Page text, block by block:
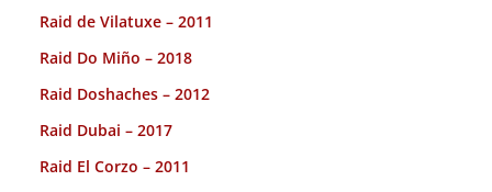
Raid de Vilatuxe – 2011
Raid Do Miño – 2018
Raid Doshaches – 2012
Raid Dubai – 2017
Raid El Corzo – 2011